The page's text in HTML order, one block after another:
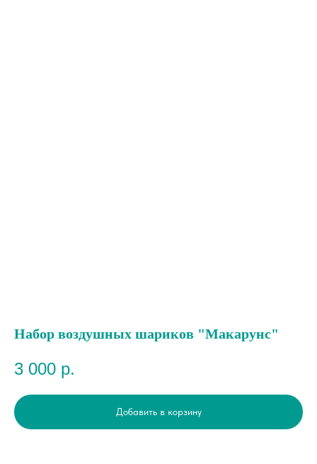
Набор воздушных шариков "Макарунс"
3 000 р.
Добавить в корзину